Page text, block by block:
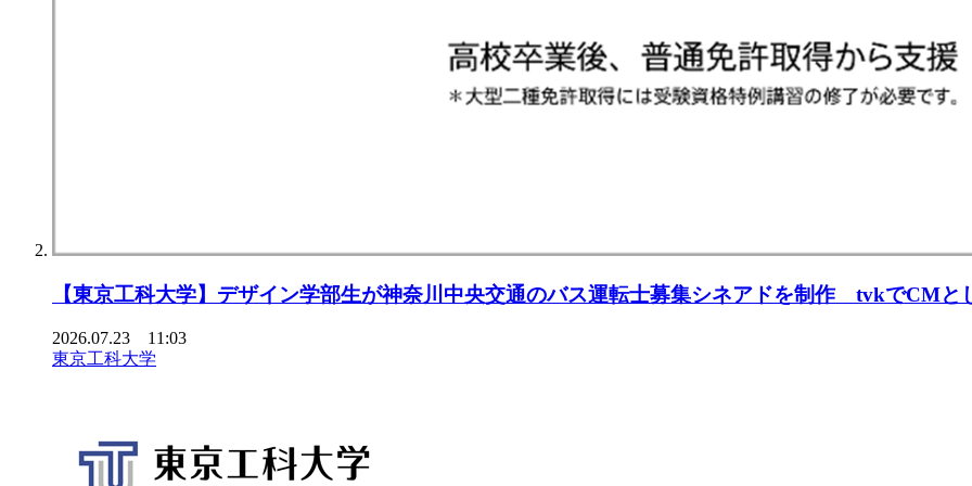
【東京⼯科⼤学】デザイン学部⽣が神奈川中央交通のバス運転⼠募集シネアドを制作 tvkでCMと
2026.07.23 11:03
東京工科大学